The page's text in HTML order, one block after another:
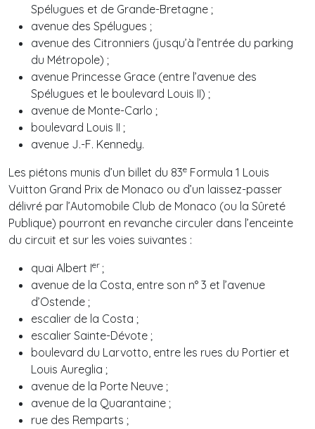
Spélugues et de Grande-Bretagne ;
avenue des Spélugues ;
avenue des Citronniers (jusqu’à l’entrée du parking
du Métropole) ;
avenue Princesse Grace (entre l’avenue des
Spélugues et le boulevard Louis II) ;
avenue de Monte-Carlo ;
boulevard Louis II ;
avenue J.-F. Kennedy.
Les piétons munis d’un billet du 83e Formula 1 Louis
Vuitton Grand Prix de Monaco ou d’un laissez-passer
délivré par l’Automobile Club de Monaco (ou la Sûreté
Publique) pourront en revanche circuler dans l’enceinte
du circuit et sur les voies suivantes :
quai Albert Ier ;
avenue de la Costa, entre son n° 3 et l’avenue
d’Ostende ;
escalier de la Costa ;
escalier Sainte-Dévote ;
boulevard du Larvotto, entre les rues du Portier et
Louis Aureglia ;
avenue de la Porte Neuve ;
avenue de la Quarantaine ;
rue des Remparts ;